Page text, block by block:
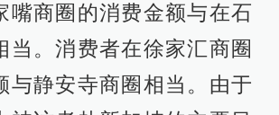
嘴商圈的消费金额与在石
当。消费者在徐家汇商圈
与静安寺商圈相当。由于